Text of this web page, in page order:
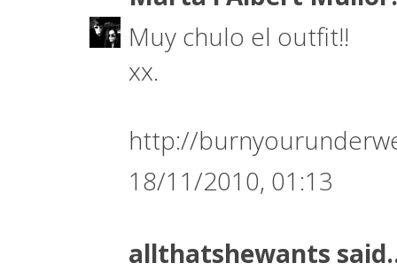
Muy chulo el outfit!!
xx.
http://
18/11/2010, 01:13
allthatshewants